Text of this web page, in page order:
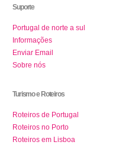
Suporte
Portugal de norte a sul
Informações
Enviar Email
Sobre nós
Turismo e Roteiros
Roteiros de Portugal
Roteiros no Porto
Roteiros em Lisboa